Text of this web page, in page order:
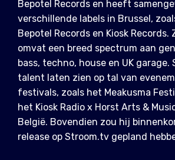
Bepotel Records en heeft
verschillende labels in Brussel,
Bepotel Records en Kiosk Records.
omvat een breed spectrum aan
bass, techno, house en UK
talent laten zien op tal van
festivals, zoals het Meakusma
het Kiosk Radio x Horst Arts &
België. Bovendien zou hij
release op Stroom.tv gepland